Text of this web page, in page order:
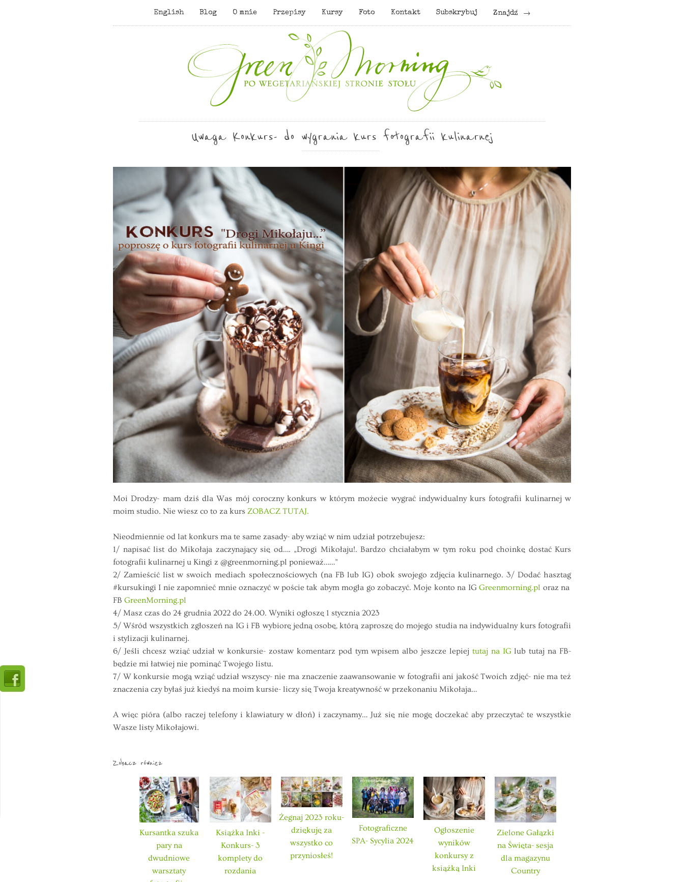
English Blog O mnie Przepisy Kursy Foto Kontakt Subskrybuj Znajdź
Uwaga Konkurs- do wygrania kurs fotografii kulinarnej
Moi Drodzy- mam dziś dla Was mój coroczny konkurs w którym możecie wygrać indywidualny kurs fotografii kulinarnej w
moim studio. Nie wiesz co to za kurs ZOBACZ TUTAJ.
Nieodmiennie od lat konkurs ma te same zasady- aby wziąć w nim udział potrzebujesz:
1/ napisać list do Mikołaja zaczynający się od…. „Drogi Mikołaju!. Bardzo chciałabym w tym roku pod choinkę dostać Kurs
fotografii kulinarnej u Kingi z @greenmorning.pl ponieważ……”
2/ Zamieścić list w swoich mediach społecznościowych (na FB lub IG) obok swojego zdjęcia kulinarnego. 3/ Dodać hasztag
#kursukingiI nie zapomnieć mnie oznaczyć w poście tak abym mogła go zobaczyć. Moje konto na IGGreenmorning.pl oraz na
FB GreenMorning.pl
4/ Masz czas do 24 grudnia 2022 do 24.00. Wyniki ogłoszę 1 stycznia 2023
5/ Wśród wszystkich zgłoszeń na IG i FB wybiorę jedną osobę, którą zaproszę do mojego studia na indywidualny kurs fotografii
i stylizacji kulinarnej.
6/ Jeśli chcesz wziąć udział w konkursie- zostaw komentarz pod tym wpisem albo jeszcze lepiej tutaj na IGlub tutaj na FB-
będzie mi łatwiej nie pominąć Twojego listu.
7/ W konkursie mogą wziąć udział wszyscy- nie ma znaczenie zaawansowanie w fotografii ani jakość Twoich zdjęć- nie ma też
znaczenia czy byłaś już kiedyś na moim kursie- liczy się Twoja kreatywność w przekonaniu Mikołaja…
A więc pióra (albo raczej telefony i klawiatury w dłoń) i zaczynamy… Już się nie mogę doczekać aby przeczytać te wszystkie
Wasze listy Mikołajowi.
Zobacz również
Kursantka szuka
pary na
dwudniowe
warsztaty
Książka Inki -
Konkurs- 3
komplety do
rozdania
Żegnaj 2023 roku-
dziękuję za
wszystko co
przyniosłeś!
Fotograficzne
SPA- Sycylia 2024
Ogłoszenie
wyników
konkursy z
książką Inki
Zielone Gałązki
na Święta- sesja
dla magazynu
Country